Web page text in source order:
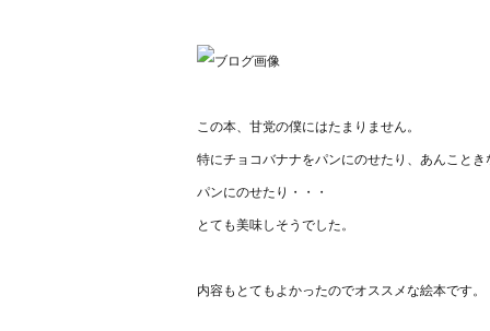
この本、甘党の僕にはたまりません。
特にチョコバナナをパンにのせたり、あんことき
パンにのせたり・・・
とても美味しそうでした。
内容もとてもよかったのでオススメな絵本です。